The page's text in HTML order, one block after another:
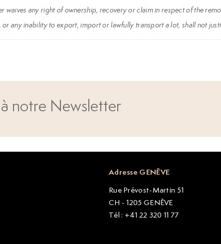
waives any right of ownership, recovery or claim in respect of the
any inability to export, import or lawfully transport a lot, shall not
notre Newsletter
Adresse GENÈVE
Rue Prévost-Martin 51
CH - 1205 GENÈVE
Tél : +41 22 320 11 77